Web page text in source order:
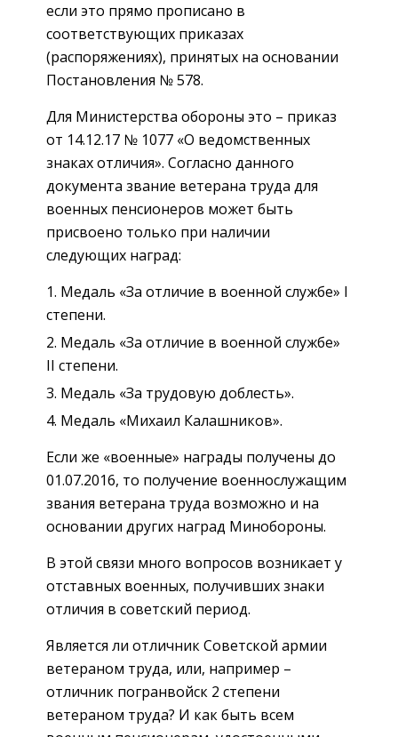
если это прямо прописано в
соответствующих приказах
(распоряжениях), принятых на основании
Постановления № 578.
Для Министерства обороны это – приказ
от 14.12.17 № 1077 «О ведомственных
знаках отличия». Согласно данного
документа звание ветерана труда для
военных пенсионеров может быть
присвоено только при наличии
следующих наград:
Медаль «За отличие в военной службе» I
степени.
Медаль «За отличие в военной службе»
II степени.
Медаль «За трудовую доблесть».
Медаль «Михаил Калашников».
Если же «военные» награды получены до
01.07.2016, то получение военнослужащим
звания ветерана труда возможно и на
основании других наград Минобороны.
В этой связи много вопросов возникает у
отставных военных, получивших знаки
отличия в советский период.
Является ли отличник Советской армии
ветераном труда, или, например –
отличник погранвойск 2 степени
ветераном труда? И как быть всем